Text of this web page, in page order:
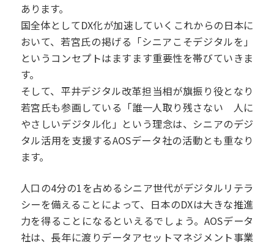
あります。
国全体としてDX化が加速していくこれからの日本に
おいて、若宮氏の掲げる「シニアこそデジタルを」
というコンセプトはますます重要性を帯びていきま
す。
そして、平井デジタル改革担当相が旗振り役となり
若宮氏も参画している「誰一人取り残さない 人に
やさしいデジタル化」という理念は、シニアのデジ
タル活用を支援するAOSデータ社の活動とも重なり
ます。
人口の4分の1を占めるシニア世代がデジタルリテラ
シーを備えることによって、日本のDXは大きな推進
力を得ることになるといえるでしょう。AOSデータ
社は、長年に渡りデータアセットマネジメント事業